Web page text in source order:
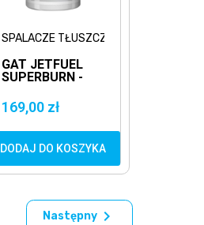
SPALACZE TŁUSZCZU
GAT JETFUEL
SUPERBURN -
MOCNY
SPALACZ
169,00 zł
DODAJ DO KOSZYKA
Następny 